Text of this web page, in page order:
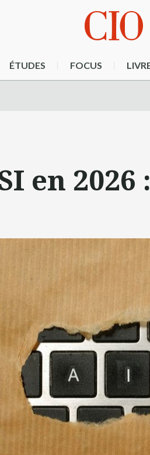
ÉTUDES FOCUS
en 2026